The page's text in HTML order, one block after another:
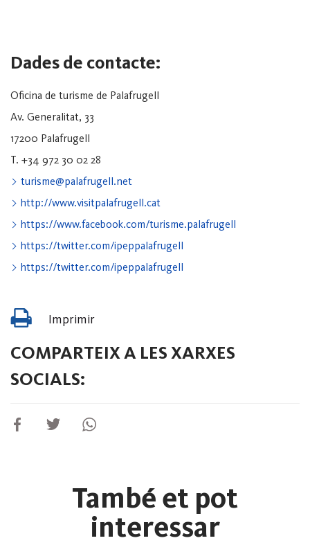
Dades de contacte:
Oficina de turisme de Palafrugell
Av. Generalitat, 33
17200 Palafrugell
T. +34 972 30 02 28
turisme@palafrugell.net
http://www.visitpalafrugell.cat
https://www.facebook.com/turisme.palafrugell
https://twitter.com/ipeppalafrugell
https://twitter.com/ipeppalafrugell
Imprimir
COMPARTEIX A LES XARXES
SOCIALS:
També et pot
interessar